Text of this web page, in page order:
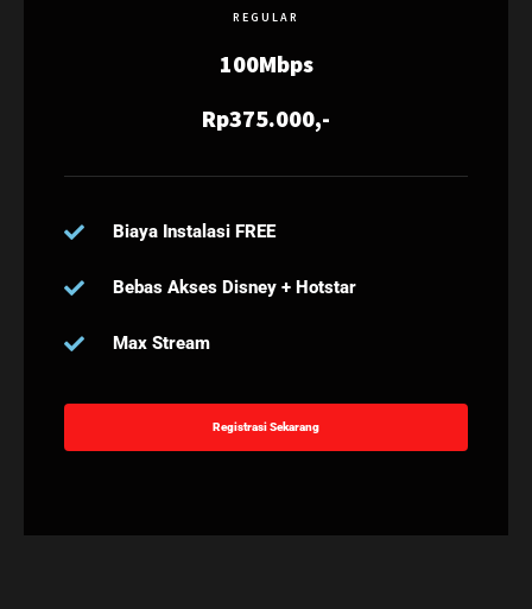
REGULAR
100Mbps
Rp375.000,-
Biaya Instalasi FREE
Bebas Akses Disney + Hotstar
Max Stream
Registrasi Sekarang